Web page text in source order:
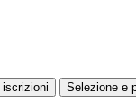
iscrizioni Selezione e